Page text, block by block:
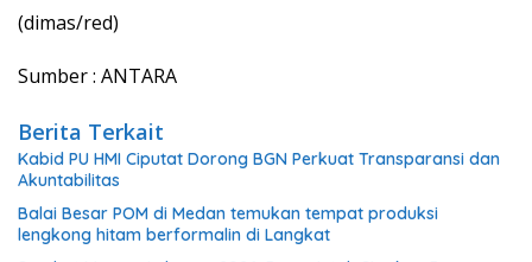
(dimas/red)
Sumber : ANTARA
Berita Terkait
Kabid PU HMI Ciputat Dorong BGN Perkuat Transparansi dan
Akuntabilitas
Balai Besar POM di Medan temukan tempat produksi
lengkong hitam berformalin di Langkat